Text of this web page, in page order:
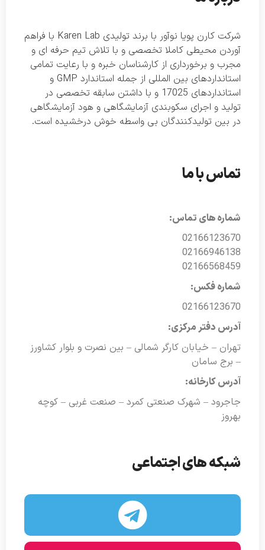
شبکه های اجتماعی
تماس با ما
شماره های تماس:
02166123670
02166946138
02166568459
شماره فکس:
02166123670
آدرس دفتر مرکزی:
تهران – خیابان کارگر شمالی – بین نصرت و بلوار کشاورز
– برج سامان
آدرس کارخانه:
جاجرود – شهرک صنعتی کمرد – صنعت غربی – کوچه
بهروز
شرکت کارن پویا نوآور با برند تولیدی Karen Lab با فراهم
آوردن محیطی کاملا تخصصی و با تلاش تیم حرفه ای و
مجرب و برخورداری از کارشناسان خبره و با رعایت تمامی
استانداردهای بین المللی از جمله استاندارد GMP و
استانداردهای 17025 و با داشتن سابقه تخصصی در
تولید و اجرای سکوبندی آزمایشگاهی و هود آزمایشگاهی
در بین تولیدکنندگان بی واسطه خوش درخشیده است.